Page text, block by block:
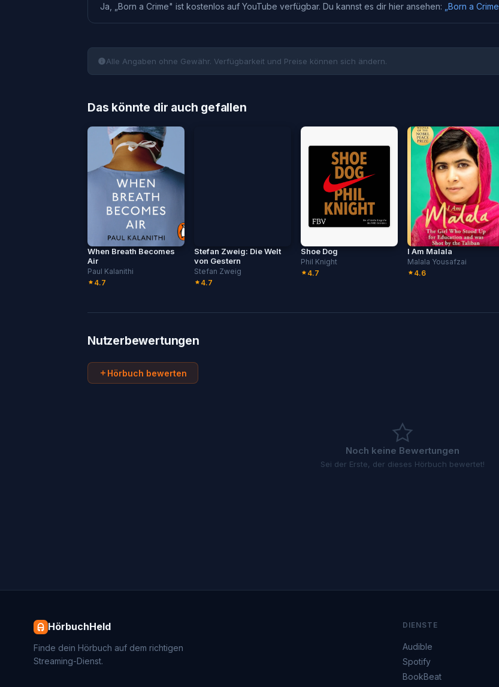
Ja, „ Born a Crime" ist kostenlos auf YouTube verfügbar. Du kannst es dir hier ansehen: Born a Crime
Alle Angaben ohne Gewähr. Verfügbarkeit und Preise können sich ändern.
Das könnte dir auch gefallen
When Breath Becomes
Air
Paul Kalanithi
4.7
Stefan Zweig: Die Welt
von Gestern
Stefan Zweig
4.7
Shoe Dog
Phil Knight
4.7
I Am Malala
Malala Yousafzai
4.6
Nutzerbewertungen
Hörbuch bewerten
Noch keine Bewertungen
Sei der Erste, der dieses Hörbuch bewertet!
HörbuchHeld
Finde dein Hörbuch auf dem richtigen
Streaming-Dienst.
DIENSTE
Audible
Spotify
BookBeat